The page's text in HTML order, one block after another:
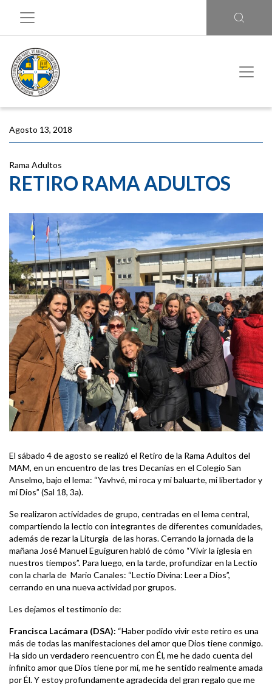
Agosto 13, 2018
Rama Adultos
RETIRO RAMA ADULTOS
El sábado 4 de agosto se realizó el Retiro de la Rama Adultos del
MAM, en un encuentro de las tres Decanías en el Colegio San
Anselmo, bajo el lema: “Yavhvé, mi roca y mi baluarte, mi libertador y
mi Dios” (Sal 18, 3a).
Se realizaron actividades de grupo, centradas en el lema central,
compartiendo la lectio con integrantes de diferentes comunidades,
además de rezar la Liturgia de las horas. Cerrando la jornada de la
mañana José Manuel Eguiguren habló de cómo “Vivir la iglesia en
nuestros tiempos”. Para luego, en la tarde, profundizar en la Lectio
con la charla de Mario Canales: “Lectio Divina: Leer a Dios”,
cerrando en una nueva actividad por grupos.
Les dejamos el testimonio de:
Francisca Lacámara (DSA): “Haber podido vivir este retiro es una
más de todas las manifestaciones del amor que Dios tiene conmigo.
Ha sido un verdadero reencuentro con Él, me he dado cuenta del
infinito amor que Dios tiene por mí, me he sentido realmente amada
por Él. Y estoy profundamente agradecida del gran regalo que me